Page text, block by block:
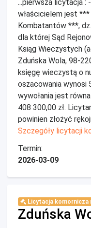
...pierwsza licytacja :
właścicielem jest ***
Kombatantów ***,
dla której Sąd
Ksiąg Wieczystych
Zduńska Wola, 98-
księgę wieczystą o
oszacowania wynosi
wywołania jest
408 300,00 zł.
powinien złożyć
Szczegóły licytacji
Termin:
2026-03-09
Licytacja komornicza
Zduńska